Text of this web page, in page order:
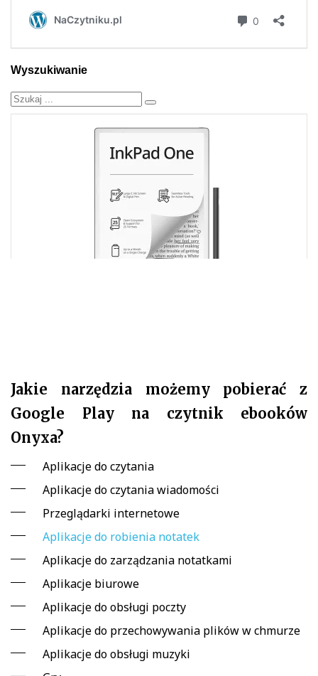
Jakie narzędzia możemy pobierać z
Google Play na czytnik ebooków
Onyxa?
Aplikacje do czytania
Aplikacje do czytania wiadomości
Przeglądarki internetowe
Aplikacje do robienia notatek
Aplikacje do zarządzania notatkami
Aplikacje biurowe
Aplikacje do obsługi poczty
Aplikacje do przechowywania plików w chmurze
Aplikacje do obsługi muzyki